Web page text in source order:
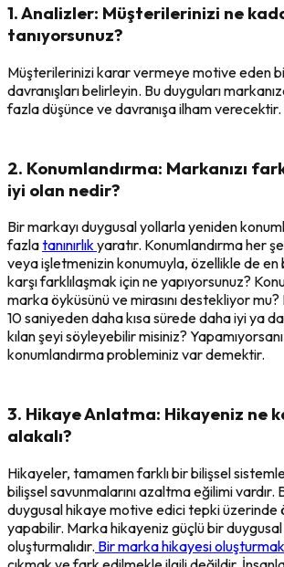
1. Analizler: Müşterilerinizi ne
tanıyorsunuz?
Müşterilerinizi karar vermeye motive eden
davranışları belirleyin. Bu duyguları
fazla düşünce ve davranışa ilham verecektir.
2. Konumlandırma: Markanızı
iyi olan nedir?
Bir markayı duygusal yollarla yeniden
fazlatanınırlıkyaratır. Konumlandırma her
veya işletmenizin konumuyla, özellikle de
karşı farklılaşmak için ne yapıyorsunuz?
marka öyküsünü ve mirasını destekliyor mu?
10 saniyeden daha kısa sürede daha iyi ya
kılan şeyi söyleyebilir misiniz?
konumlandırma probleminiz var demektir.
3. Hikaye Anlatma: Hikayeniz ne
alakalı?
Hikayeler, tamamen farklı bir bilişsel
bilişsel savunmalarını azaltma eğilimi vardır.
duygusal hikaye motive edici tepki üzerinde
yapabilir. Marka hikayeniz güçlü bir duygusal
oluşturmalıdır. Bir marka hikayesi oluşturmak